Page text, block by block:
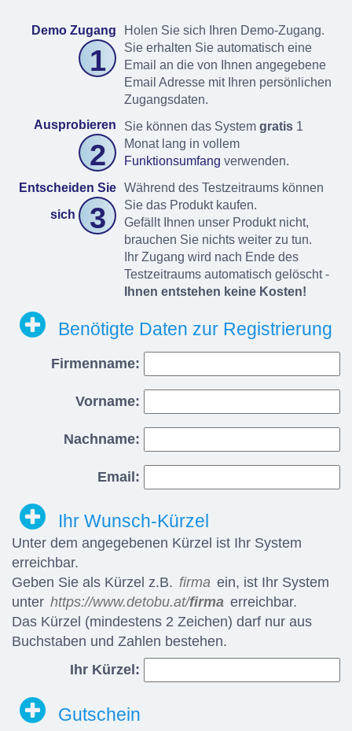
Demo Zugang
1
Holen Sie sich Ihren Demo-Zugang.
Sie erhalten Sie automatisch eine
Email an die von Ihnen angegebene
Email Adresse mit Ihren persönlichen
Zugangsdaten.
Ausprobieren
2
Sie können das System gratis 1
Monat lang in vollem
Funktionsumfang verwenden.
Entscheiden Sie
sich 3
Während des Testzeitraums können
Sie das Produkt kaufen.
Gefällt Ihnen unser Produkt nicht,
brauchen Sie nichts weiter zu tun.
Ihr Zugang wird nach Ende des
Testzeitraums automatisch gelöscht -
Ihnen entstehen keine Kosten!
Benötigte Daten zur Registrierung
Firmenname:
Vorname:
Nachname:
Email:
Ihr Wunsch-Kürzel
Unter dem angegebenen Kürzel ist Ihr System
erreichbar.
Geben Sie als Kürzel z.B. firma ein, ist Ihr System
unter https://www.detobu.at/firma erreichbar.
Das Kürzel (mindestens 2 Zeichen) darf nur aus
Buchstaben und Zahlen bestehen.
Ihr Kürzel:
Gutschein